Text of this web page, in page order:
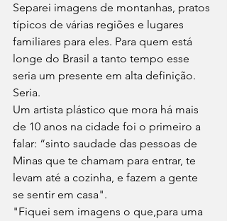
Separei imagens de montanhas, pratos
típicos de várias regiões e lugares
familiares para eles. Para quem está
longe do Brasil a tanto tempo esse
seria um presente em alta definição.
Seria.
Um artista plástico que mora há mais
de 10 anos na cidade foi o primeiro a
falar: “sinto saudade das pessoas de
Minas que te chamam para entrar, te
levam até a cozinha, e fazem a gente
se sentir em casa".
"Fiquei sem imagens o que,para uma